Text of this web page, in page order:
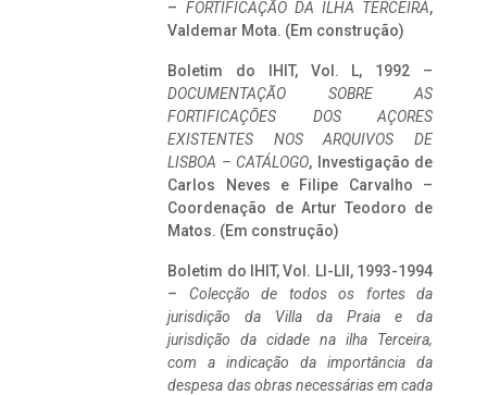
– FORTIFICAÇÃO DA ILHA TERCEIRA,
Valdemar Mota. (Em construção)
Boletim do IHIT, Vol. L, 1992 –
DOCUMENTAÇÃO SOBRE AS
FORTIFICAÇÕES DOS AÇORES
EXISTENTES NOS ARQUIVOS DE
LISBOA – CATÁLOGO, Investigação de
Carlos Neves e Filipe Carvalho –
Coordenação de Artur Teodoro de
Matos. (Em construção)
Boletim do IHIT, Vol. LI-LII, 1993-1994
– Colecção de todos os fortes da
jurisdição da Villa da Praia e da
jurisdição da cidade na ilha Terceira,
com a indicação da importância da
despesa das obras necessárias em cada